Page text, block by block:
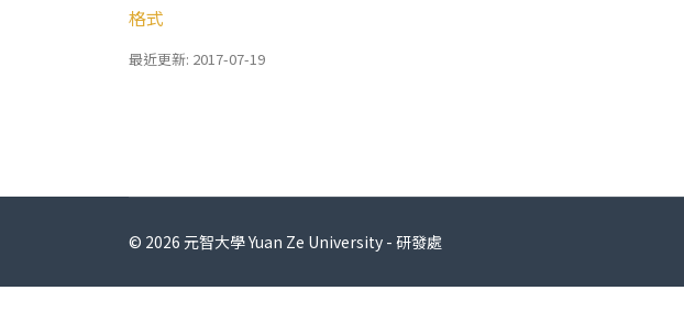
格式
最近更新: 2017-07-19
© 2026 元智大學 Yuan Ze University - 研發處